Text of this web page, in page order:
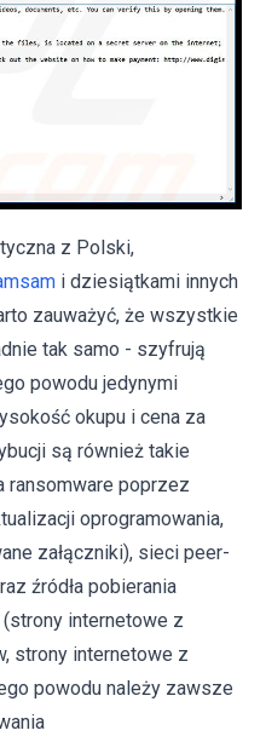
z Polski,
i dziesiątkami innych
zauważyć, że wszystkie
tak samo - szyfrują
powodu jedynymi
okupu i cena za
są również takie
ransomware poprzez
oprogramowania,
załączniki), sieci peer-
źródła pobierania
internetowe z
strony internetowe z
powodu należy zawsze